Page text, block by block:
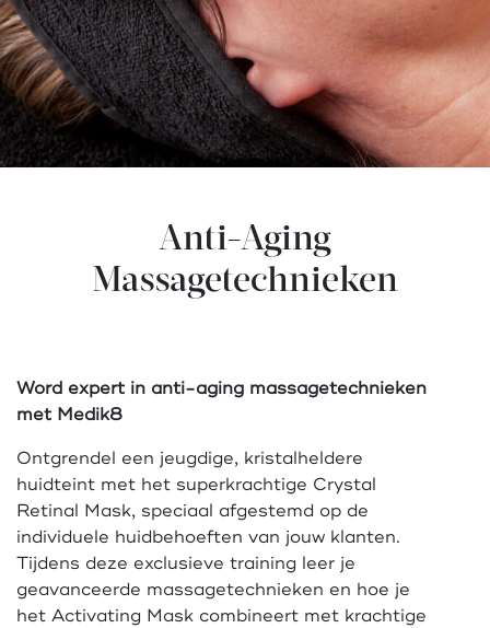
Anti-Aging
Massagetechnieken
Word expert in anti-aging massagetechnieken
met Medik8
Ontgrendel een jeugdige, kristalheldere
huidteint met het superkrachtige Crystal
Retinal Mask, speciaal afgestemd op de
individuele huidbehoeften van jouw klanten.
Tijdens deze exclusieve training leer je
geavanceerde massagetechnieken en hoe je
het Activating Mask combineert met krachtige